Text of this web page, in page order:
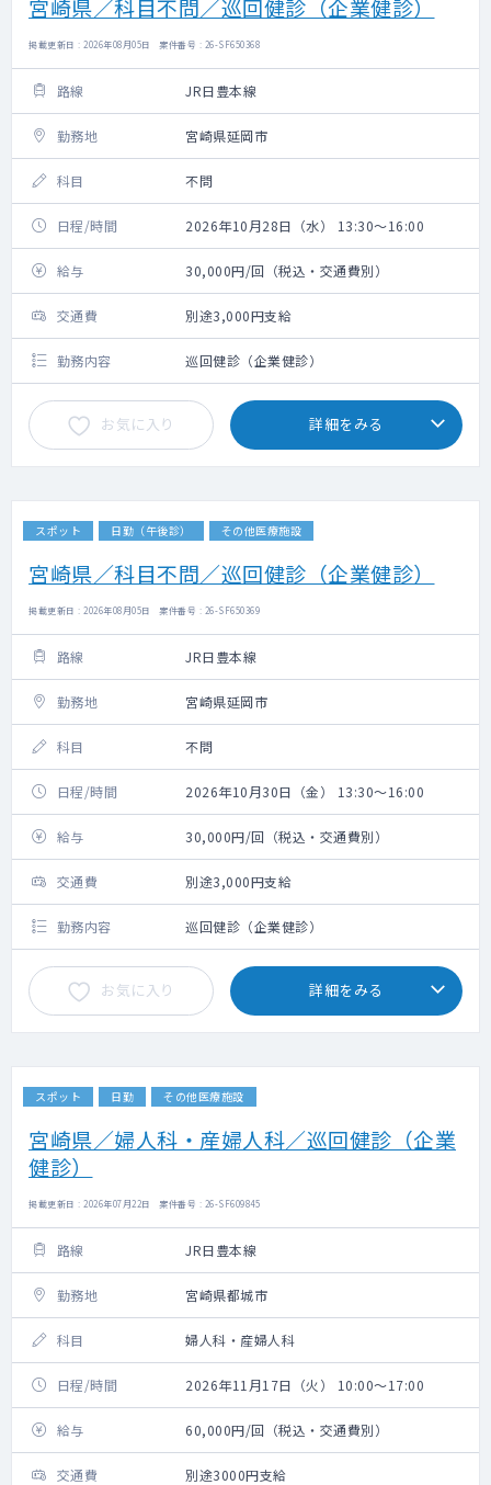
宮崎県／科目不問／巡回健診（企業健診）
掲載更新日 : 2026年08月05日 案件番号 : 26-SF650368
路線 JR日豊本線
勤務地 宮崎県延岡市
科目 不問
日程/時間 2026年10月28日（水） 13:30～16:00
給与 30,000円/回（税込・交通費別）
交通費 別途3,000円支給
勤務内容 巡回健診（企業健診）
お気に入り 詳細をみる
スポット 日勤（午後診） その他医療施設
宮崎県／科目不問／巡回健診（企業健診）
掲載更新日 : 2026年08月05日 案件番号 : 26-SF650369
路線 JR日豊本線
勤務地 宮崎県延岡市
科目 不問
日程/時間 2026年10月30日（金） 13:30～16:00
給与 30,000円/回（税込・交通費別）
交通費 別途3,000円支給
勤務内容 巡回健診（企業健診）
お気に入り 詳細をみる
スポット 日勤 その他医療施設
宮崎県／婦人科・産婦人科／巡回健診（企業
健診）
掲載更新日 : 2026年07月22日 案件番号 : 26-SF609845
路線 JR日豊本線
勤務地 宮崎県都城市
科目 婦人科・産婦人科
日程/時間 2026年11月17日（火） 10:00～17:00
給与 60,000円/回（税込・交通費別）
交通費 別途3000円支給